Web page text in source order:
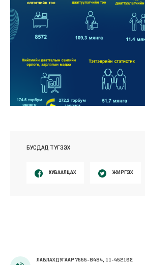
БУСДАД ТҮГЭЭХ
ХУВААЛЦАХ ЖИРГЭХ
ЛАВЛАХ ДУГААР 7555-8484, 11-452162